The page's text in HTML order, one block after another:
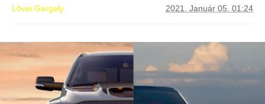
Lővei Gergely 2021. Január 05. 01:24